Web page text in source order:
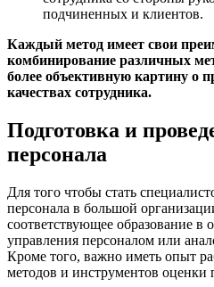
подчиненных и клиентов.
Каждый метод имеет свои
комбинирование различных
более объективную картину о
качествах сотрудника.
Подготовка и
персонала
Для того чтобы стать
персонала в большой
соответствующее образование в
управления персоналом или
Кроме того, важно иметь опыт
методов и инструментов оценки